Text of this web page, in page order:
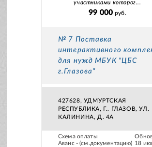
участниками которог...
99 000руб.
№ 7 Поставка
интерактивного
для нужд МБУК "ЦБС
г.Глазова"
427628, УДМУРТСКАЯ
РЕСПУБЛИКА, Г.. ГЛАЗОВ, УЛ.
КАЛИНИНА, Д. 4А
Схема оплаты
Аванс - (см.документацию) 18